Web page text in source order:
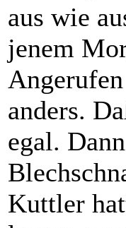
aus wie
jenem
anders.
egal.
Kuttler